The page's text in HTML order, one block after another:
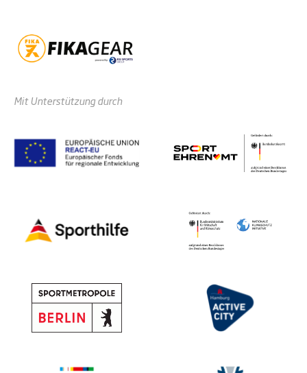
Mit Unterstützung durch